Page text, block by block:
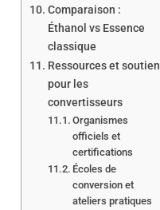
Comparaison :
Éthanol vs Essence
classique
Ressources et soutien
pour les
convertisseurs
Organismes
officiels et
certifications
Écoles de
conversion et
ateliers pratiques